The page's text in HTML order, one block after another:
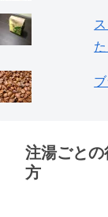
注湯ごと
方